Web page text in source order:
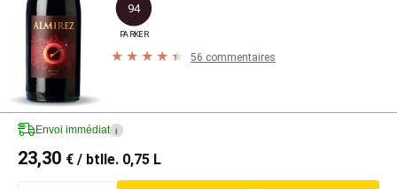
94
PARKER
56 commentaires
Envoi immédiat i
23,30 € / btlle. 0,75 L